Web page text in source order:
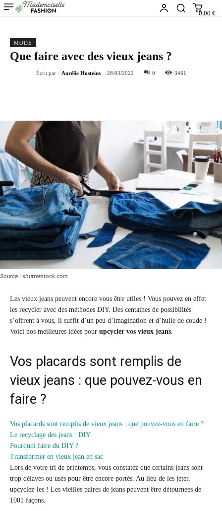
0,00 €
MODE
Que faire avec des vieux jeans ?
Écrit par : Aurélie Hosteins 28/03/2022 0 3461
Source : shutterstock.com
Les vieux jeans peuvent encore vous être utiles ! Vous pouvez en effet
les recycler avec des méthodes DIY. Des centaines de possibilités
s’offrent à vous, il suffit d’un peu d’imagination et d’huile de coude !
Voici nos meilleures idées pour upcycler vos vieux jeans.
Vos placards sont remplis de
vieux jeans : que pouvez-vous en
faire ?
Vos placards sont remplis de vieux jeans : que pouvez-vous en faire ?
Le recyclage des jeans : DIY
Pourquoi faire du DIY ?
Transformer en vieux jean en sac
Lors de votre tri de printemps, vous constatez que certains jeans sont
trop délavés ou usés pour être encore portés. Au lieu de les jeter,
upcyclez-les ! Les vieilles paires de jeans peuvent être détournées de
1001 façons.